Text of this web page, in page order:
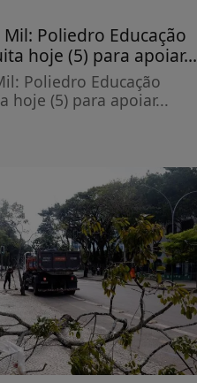
Poliedro Educação
hoje (5) para apoiar...
Poliedro Educação
hoje (5) para apoiar...